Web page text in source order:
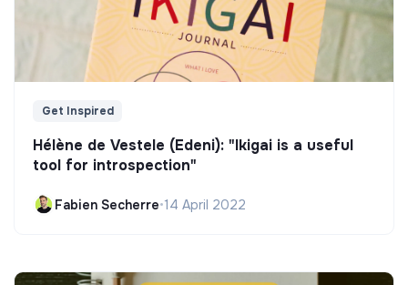
Get Inspired
Hélène de Vestele (Edeni): "Ikigai is a useful
tool for introspection"
Fabien Secherre•14 April 2022